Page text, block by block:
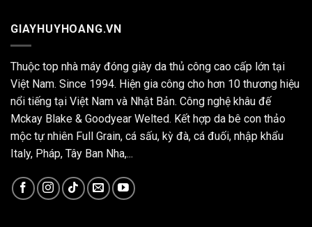
GIAYHUYHOANG.VN
Thuộc top nhà máy đóng giày da thủ công cao cấp lớn tại
Việt Nam. Since 1994. Hiện gia công cho hơn 10 thương hiệu
nổi tiếng tại Việt Nam và Nhật Bản. Công nghệ khâu đế
Mckay Blake & Goodyear Welted. Kết hợp da bê con thảo
mộc tự nhiên Full Grain, cá sấu, kỳ đà, cá đuối, nhập khẩu
Italy, Pháp, Tây Ban Nha,...